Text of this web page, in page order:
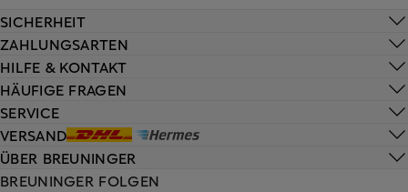
HILFE & KONTAKT
HÄUFIGE FRAGEN
SERVICE
VERSAND
SICHERHEIT
ZAHLUNGSARTEN
ÜBER BREUNINGER
BREUNINGER FOLGEN